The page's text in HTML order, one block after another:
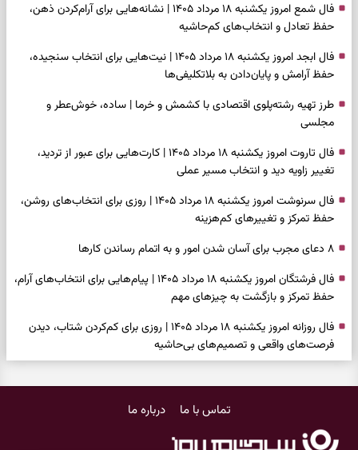
فال شمع امروز یکشنبه ۱۸ مرداد ۱۴۰۵ | نشانه‌هایی برای آرام‌کردن ذهن،
حفظ تعادل و انتخاب‌های کم‌حاشیه
فال ابجد امروز یکشنبه ۱۸ مرداد ۱۴۰۵ | نیت‌هایی برای انتخاب سنجیده،
حفظ آرامش و پایان‌دادن به بلاتکلیفی‌ها
طرز تهیه رشته‌پلوی اقتصادی با کشمش و خرما | ساده، خوش‌عطر و
مجلسی
فال تاروت امروز یکشنبه ۱۸ مرداد ۱۴۰۵ | کارت‌هایی برای عبور از تردید،
تغییر زاویه دید و انتخاب مسیر عملی
فال سرنوشت امروز یکشنبه ۱۸ مرداد ۱۴۰۵ | روزی برای انتخاب‌های روشن،
حفظ تمرکز و تغییرهای کم‌هزینه
۸ دعای مجرب برای آسان شدن امور و به اتمام رساندن کار‌ها
فال فرشتگان امروز یکشنبه ۱۸ مرداد ۱۴۰۵ | پیام‌هایی برای انتخاب‌های آرام،
حفظ تمرکز و بازگشت به چیزهای مهم
فال روزانه امروز یکشنبه ۱۸ مرداد ۱۴۰۵ | روزی برای کم‌کردن شتاب، دیدن
فرصت‌های واقعی و تصمیم‌های بی‌حاشیه
واقعی، کم‌کردن بار اضافه و تصمیم بدون عجله
تماس با ما درباره ما